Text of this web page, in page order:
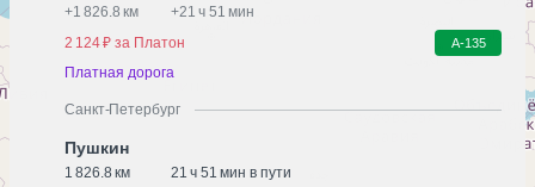
+1 826.8 км +21 ч 51 мин
2 124 ₽ за Платон
А-135
Платная дорога
Санкт-Петербург
Пушкин
1 826.8 км 21 ч 51 мин в пути